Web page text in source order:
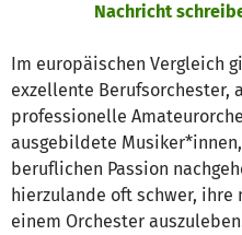
Nachricht
Im europäischen Vergleich
exzellente Berufsorchester,
professionelle
ausgebildete
beruflichen Passion
hierzulande oft schwer,
einem Orchester